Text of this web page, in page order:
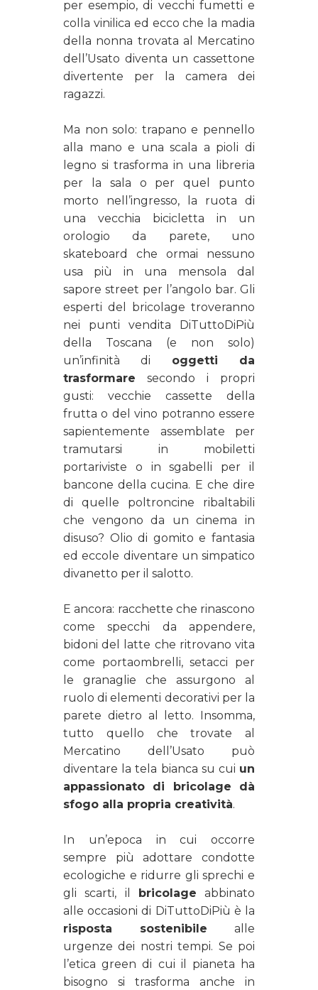
per esempio, di vecchi fumetti e
colla vinilica ed ecco che la madia
della nonna trovata al Mercatino
dell’Usato diventa un cassettone
divertente per la camera dei
ragazzi.
Ma non solo: trapano e pennello
alla mano e una scala a pioli di
legno si trasforma in una libreria
per la sala o per quel punto
morto nell’ingresso, la ruota di
una vecchia bicicletta in un
orologio da parete, uno
skateboard che ormai nessuno
usa più in una mensola dal
sapore street per l’angolo bar. Gli
esperti del bricolage troveranno
nei punti vendita DiTuttoDiPiù
della Toscana (e non solo)
un’infinità di oggetti da
trasformare secondo i propri
gusti: vecchie cassette della
frutta o del vino potranno essere
sapientemente assemblate per
tramutarsi in mobiletti
portariviste o in sgabelli per il
bancone della cucina. E che dire
di quelle poltroncine ribaltabili
che vengono da un cinema in
disuso? Olio di gomito e fantasia
ed eccole diventare un simpatico
divanetto per il salotto.
E ancora: racchette che rinascono
come specchi da appendere,
bidoni del latte che ritrovano vita
come portaombrelli, setacci per
le granaglie che assurgono al
ruolo di elementi decorativi per la
parete dietro al letto. Insomma,
tutto quello che trovate al
Mercatino dell’Usato può
diventare la tela bianca su cui un
appassionato di bricolage dà
sfogo alla propria creatività.
In un’epoca in cui occorre
sempre più adottare condotte
ecologiche e ridurre gli sprechi e
gli scarti, il bricolage abbinato
alle occasioni di DiTuttoDiPiù è la
risposta sostenibile alle
urgenze dei nostri tempi. Se poi
l’eticagreen di cui il pianeta ha
bisogno si trasforma anche in